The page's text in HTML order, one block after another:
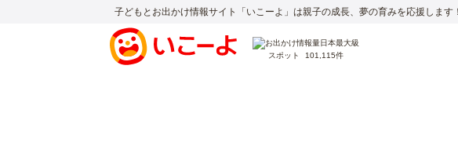
子どもとお出かけ情報サイト「いこーよ」は親子の成長、夢の育みを応援します！
スポット 101,115件